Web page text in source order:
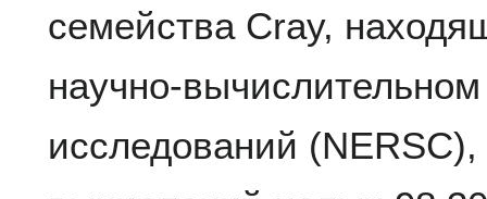
семейства Cray,
научно-вычислительном
исследований